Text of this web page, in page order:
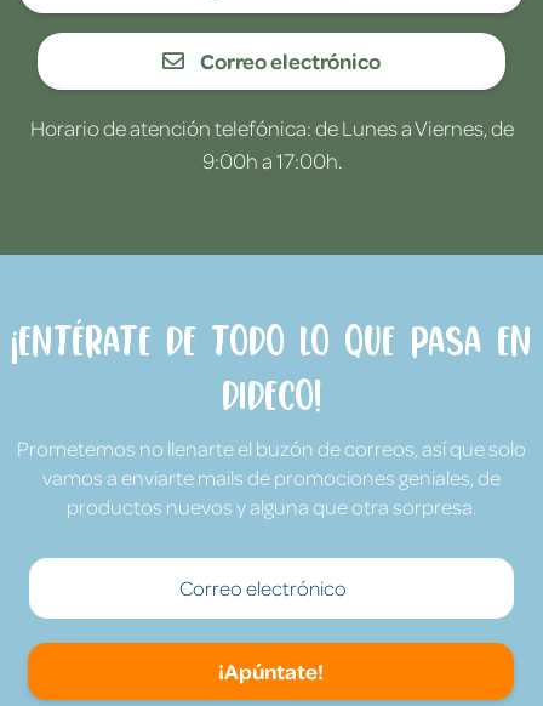
Correo electrónico
Horario de atención telefónica: de Lunes a Viernes, de
9:00h a 17:00h.
¡Entérate de todo lo que pasa en
Dideco!
Prometemos no llenarte el buzón de correos, así que solo
vamos a enviarte mails de promociones geniales, de
productos nuevos y alguna que otra sorpresa.
¡Apúntate!